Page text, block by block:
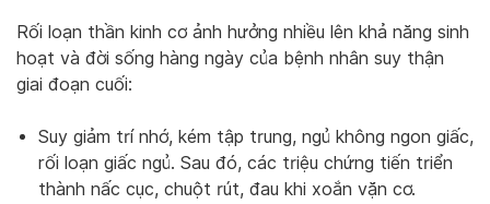
Rối loạn thần kinh cơ ảnh hưởng nhiều lên khả năng sinh
hoạt và đời sống hàng ngày của bệnh nhân suy thận
giai đoạn cuối:
Suy giảm trí nhớ, kém tập trung, ngủ không ngon giấc,
rối loạn giấc ngủ. Sau đó, các triệu chứng tiến triển
thành nấc cục, chuột rút, đau khi xoắn vặn cơ.